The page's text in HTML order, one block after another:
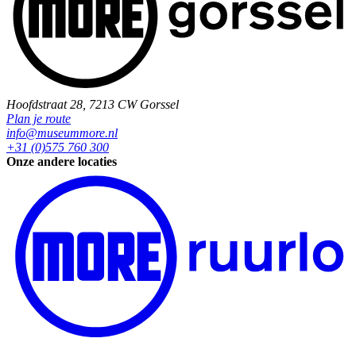
Hoofdstraat 28, 7213 CW Gorssel
Plan je route
info@museummore.nl
+31 (0)575 760 300
Onze andere locaties